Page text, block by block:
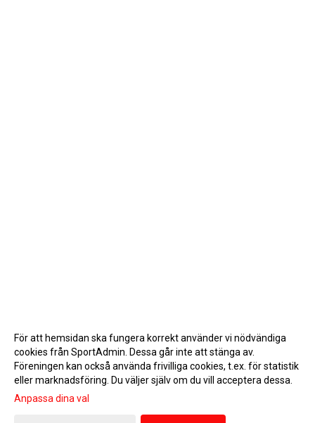
Gå till Webbversion
För att hemsidan ska fungera korrekt använder vi nödvändiga
cookies från SportAdmin. Dessa går inte att stänga av.
Föreningen kan också använda frivilliga cookies, t.ex. för statistik
eller marknadsföring. Du väljer själv om du vill acceptera dessa.
Anpassa dina val